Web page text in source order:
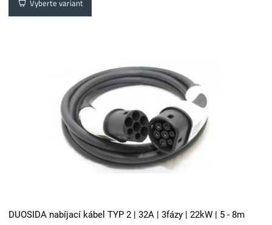
Vyberte variant
DUOSIDA nabíjací kábel TYP 2 | 32A | 3fázy | 22kW | 5 - 8m